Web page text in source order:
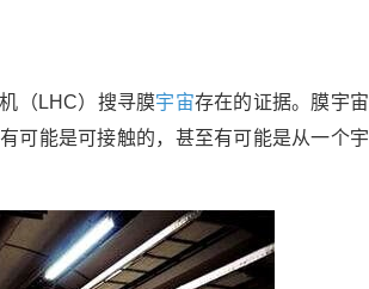
（LHC）搜寻膜宇宙存在的证据。膜宇宙
可能是可接触的，甚至有可能是从一个宇